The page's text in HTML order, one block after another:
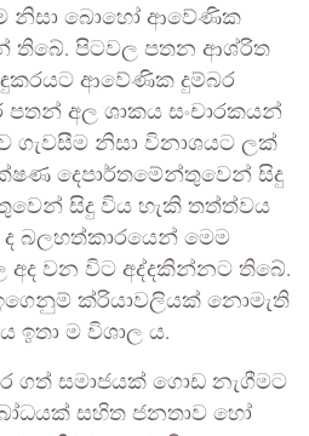
නිසා බොහෝ ආවේණික
තිබේ. පිටවල පතන ආශ්රිත
ආවේණික දුම්බර
පතන් අල ශාකය සංචාරකයන්
ගැවසීම නිසා විනාශයට ලක්
දෙපාර්තමේන්තුවෙන් සිදු
සිදු විය හැකි තත්ත්වය
බලහත්කාරයෙන් මෙම
අද වන විට අද්දකින්නට තිබේ.
ක්රියාවලියක් නොමැති
ඉතා ම විශාල ය.
ගත් සමාජයක් ගොඩ නැගීමට
සහිත ජනතාව හෝ